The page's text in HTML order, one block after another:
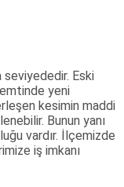
Eski
yeni
kesimin maddi
Bunun yanı
vardır. İlçemizde
iş imkanı